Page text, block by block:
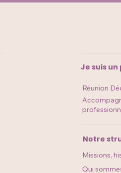
Je suis
Réunion
Notre
Missions,
Qui